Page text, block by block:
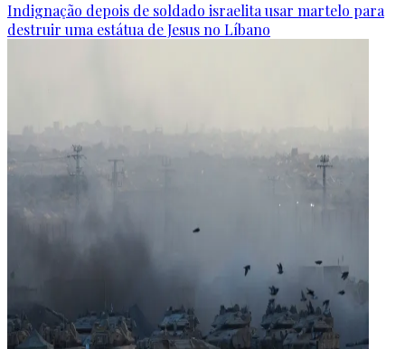
Indignação depois de soldado israelita usar martelo para
destruir uma estátua de Jesus no Líbano